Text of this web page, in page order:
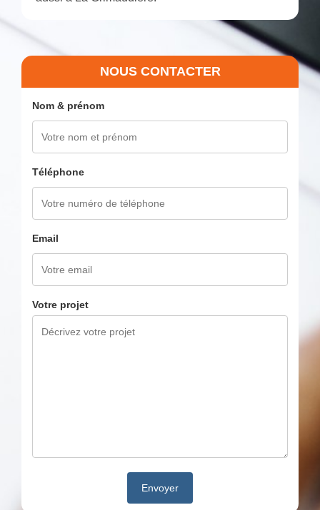
NOUS CONTACTER
Nom & prénom
Téléphone
Email
Votre projet